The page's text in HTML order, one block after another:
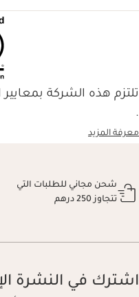
تلتزم هذه الشركة بمعايير
.
معرفة المزيد
شحن مجاني للطلبات التي
تتجاوز 250 درهم
اشترك في النشرة